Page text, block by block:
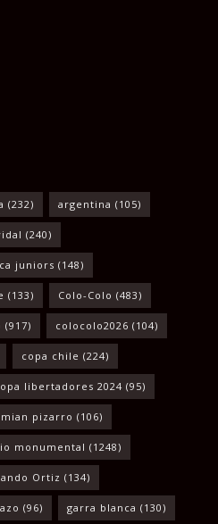
(232) argentina (105)
(240)
juniors (148)
(133) Colo-Colo (483)
(917) colocolo2026 (104)
copa chile (224)
libertadores 2024 (95)
pizarro (106)
monumental (1248)
Ortiz (134)
(96) garra blanca (130)